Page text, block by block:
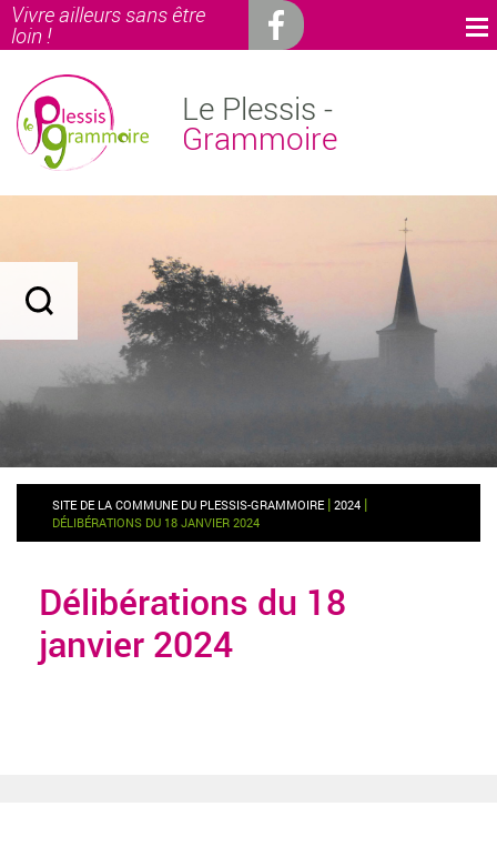
Vivre ailleurs sans être
loin !
Le Plessis -
Grammoire
SITE DE LA COMMUNE DU PLESSIS-GRAMMOIRE| 2024 |
DÉLIBÉRATIONS DU 18 JANVIER 2024
Délibérations du 18
janvier 2024